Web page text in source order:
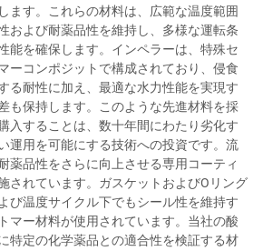
ます。これらの材料は、広範な温度範囲
および耐薬品性を維持し、多様な運転条
能を確保します。インペラーは、特殊セ
ーコンポジットで構成されており、侵食
る耐性に加え、最適な水力性能を実現す
も保持します。このような先進材料を採
入することは、数十年間にわたり劣化す
運用を可能にする技術への投資です。流
薬品性をさらに向上させる専用コーティ
されています。ガスケットおよびOリング
び温度サイクル下でもシール性を維持す
マー材料が使用されています。当社の酸
特定の化学薬品との適合性を検証する材